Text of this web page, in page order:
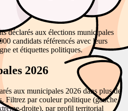
déclarés aux élections municipales
candidats référencés avec leurs
et étiquettes politiques.
2026
aux municipales 2026 dans plus de
Filtrez par couleur politique (gauche,
droite), par profil territorial